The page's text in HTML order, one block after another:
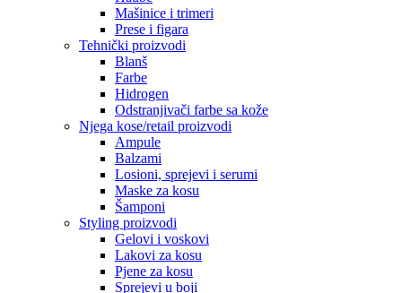
Mašinice i trimeri
Prese i figara
Tehnički proizvodi
Blanš
Farbe
Hidrogen
Odstranjivači farbe sa kože
Njega kose/retail proizvodi
Ampule
Balzami
Losioni, sprejevi i serumi
Maske za kosu
Šamponi
Styling proizvodi
Gelovi i voskovi
Lakovi za kosu
Pjene za kosu
Sprejevi u boji